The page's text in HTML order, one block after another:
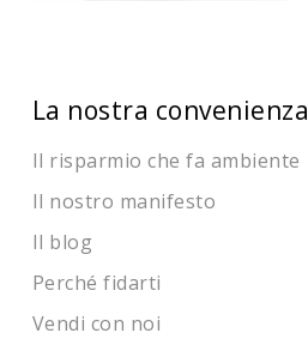
La nostra convenienza
Il risparmio che fa ambiente
Il nostro manifesto
Il blog
Perché fidarti
Vendi con noi